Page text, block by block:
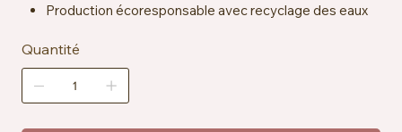
Production écoresponsable avec recyclage des eaux
Excellente tenue au lavage et stabilité des couleurs
Quantité